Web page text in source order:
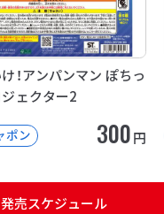
！アンパンマン ぽちっ
ェクター2
ポン 300円
発売スケジュール